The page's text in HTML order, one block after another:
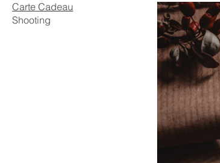
Carte Cadeau
Shooting